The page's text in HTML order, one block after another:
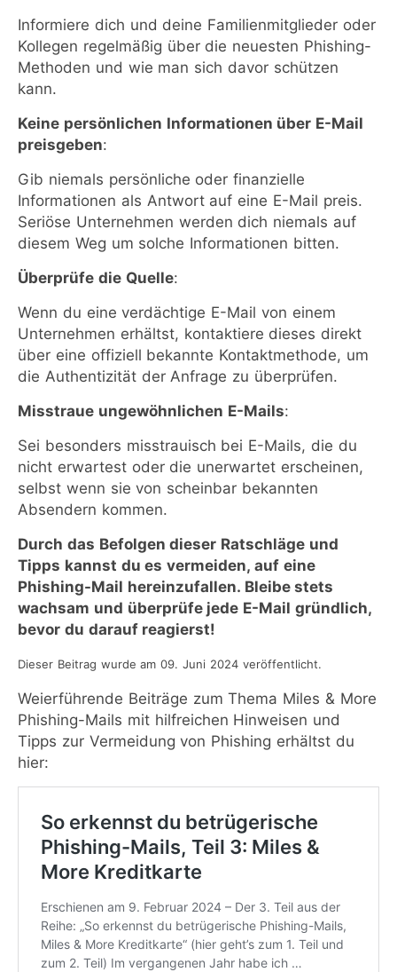
Informiere dich und deine Familienmitglieder oder
Kollegen regelmäßig über die neuesten Phishing-
Methoden und wie man sich davor schützen
kann.
Keine persönlichen Informationen über E-Mail
preisgeben:
Gib niemals persönliche oder finanzielle
Informationen als Antwort auf eine E-Mail preis.
Seriöse Unternehmen werden dich niemals auf
diesem Weg um solche Informationen bitten.
Überprüfe die Quelle:
Wenn du eine verdächtige E-Mail von einem
Unternehmen erhältst, kontaktiere dieses direkt
über eine offiziell bekannte Kontaktmethode, um
die Authentizität der Anfrage zu überprüfen.
Misstraue ungewöhnlichen E-Mails:
Sei besonders misstrauisch bei E-Mails, die du
nicht erwartest oder die unerwartet erscheinen,
selbst wenn sie von scheinbar bekannten
Absendern kommen.
Durch das Befolgen dieser Ratschläge und
Tipps kannst du es vermeiden, auf eine
Phishing-Mail hereinzufallen. Bleibe stets
wachsam und überprüfe jede E-Mail gründlich,
bevor du darauf reagierst!
Dieser Beitrag wurde am 09. Juni 2024 veröffentlicht.
Weierführende Beiträge zum Thema Miles & More
Phishing-Mails mit hilfreichen Hinweisen und
Tipps zur Vermeidung von Phishing erhältst du
hier: